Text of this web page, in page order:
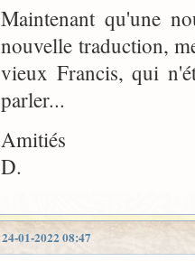
Maintenant qu'une
nouvelle traduction,
vieux Francis, qui
parler...
Amitiés
D.
24-01-2022 08:47